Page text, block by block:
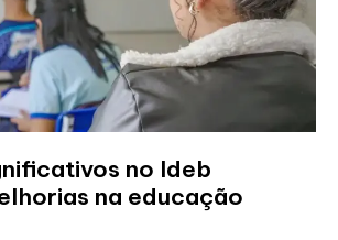
no Ideb
na educação